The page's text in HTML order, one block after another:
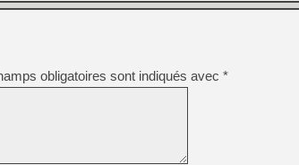
[GK] No More Room in
obligatoires sont indiqués avec *